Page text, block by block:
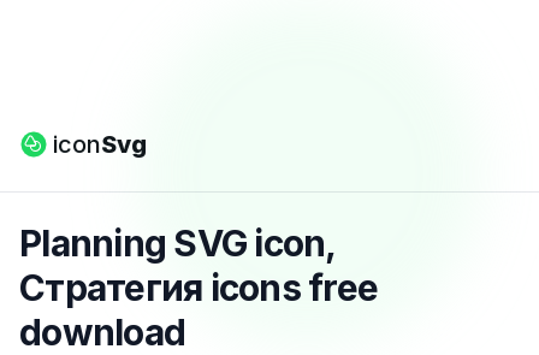
iconSvg
Planning SVG icon,
Стратегия icons free
download